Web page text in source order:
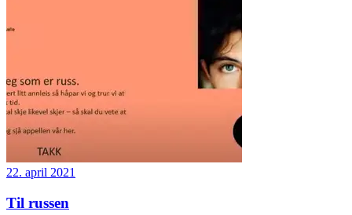
22. april 2021
Til russen